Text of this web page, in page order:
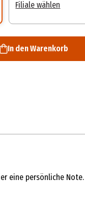
Filiale wählen
In den Warenkorb
eine persönliche Note.